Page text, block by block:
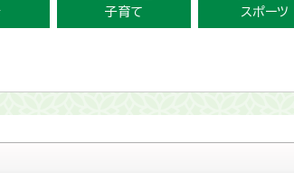
子育て
スポーツ